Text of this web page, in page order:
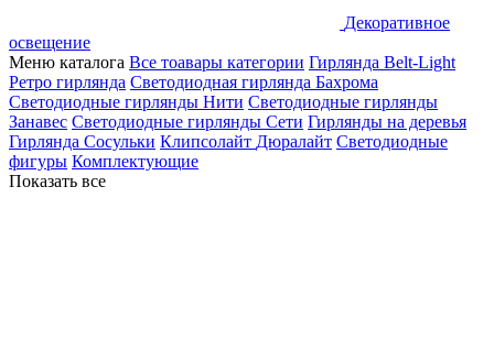
Декоративное
освещение
Меню каталога Все тоавары категории Гирлянда Belt-Light
Ретро гирлянда Светодиодная гирлянда Бахрома
Светодиодные гирлянды Нити Светодиодные гирлянды
Занавес Светодиодные гирлянды Сети Гирлянды на деревья
Гирлянда Сосульки Клипсолайт Дюралайт Светодиодные
фигуры Комплектующие
Показать все